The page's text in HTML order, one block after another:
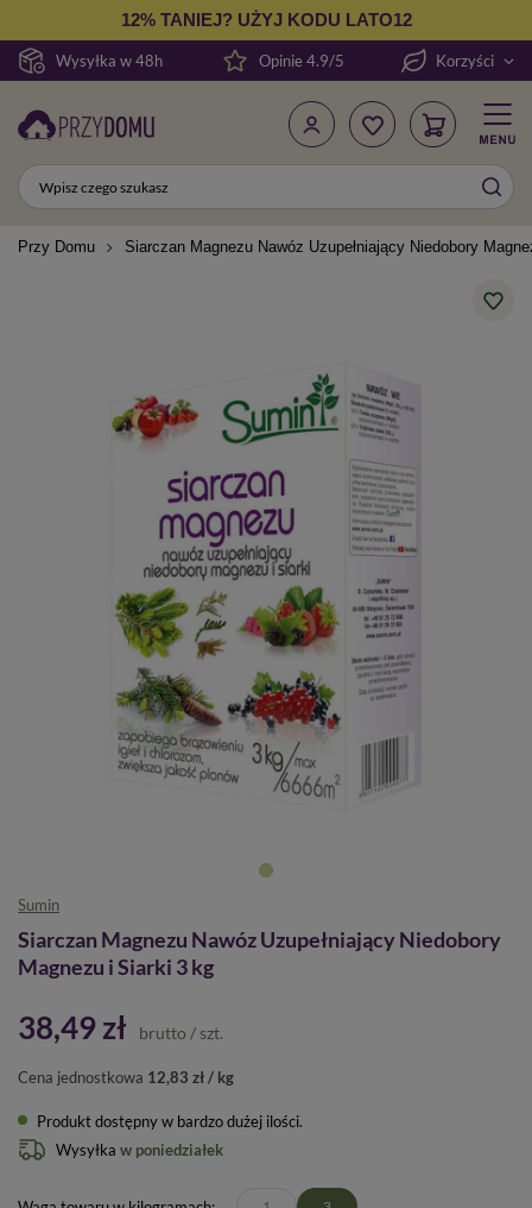
Wysyłka w 48h
12% TANIEJ? UŻYJ KODU LATO12
Opinie 4.9/5 Korzyści
Przy Domu Siarczan Magnezu Nawóz Uzupełniający Niedobory
Sumin
Siarczan Magnezu Nawóz Uzupełniający Niedobory
Magnezu i Siarki 3 kg
38,49 zł brutto / szt.
Cena jednostkowa 12,83 zł / kg
Produkt dostępny w bardzo dużej ilości
Wysyłka w poniedziałek